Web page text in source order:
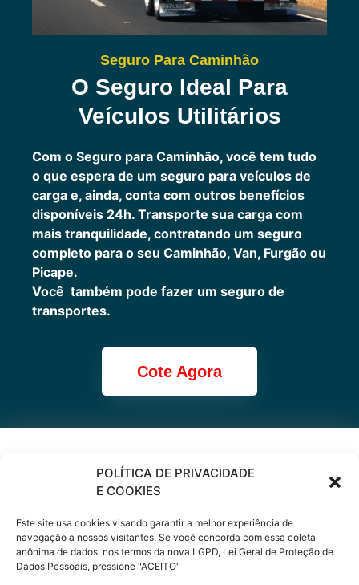
POLÍTICA DE PRIVACIDADE
E COOKIES
Este site usa cookies visando garantir a melhor experiência de
navegação a nossos visitantes. Se você concorda com essa coleta
anônima de dados, nos termos da nova LGPD, Lei Geral de Proteção de
Dados Pessoais, pressione "ACEITO"
Seguro Para Caminhão
O Seguro Ideal Para
Veículos Utilitários
Com o Seguro para Caminhão, você tem tudo
o que espera de um seguro para veículos de
carga e, ainda, conta com outros benefícios
disponíveis 24h. Transporte sua carga com
mais tranquilidade, contratando um seguro
completo para o seu Caminhão, Van, Furgão ou
Picape.
Você também pode fazer um seguro de
transportes.
Cote Agora
Cote online ou
peça via
WhatsApp